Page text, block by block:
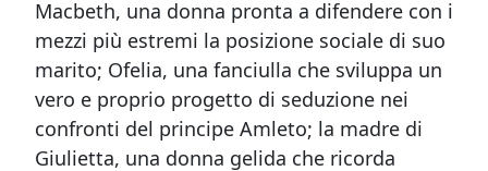
Macbeth, una donna pronta a difendere con i
mezzi più estremi la posizione sociale di suo
marito; Ofelia, una fanciulla che sviluppa un
vero e proprio progetto di seduzione nei
confronti del principe Amleto; la madre di
Giulietta, una donna gelida che ricorda